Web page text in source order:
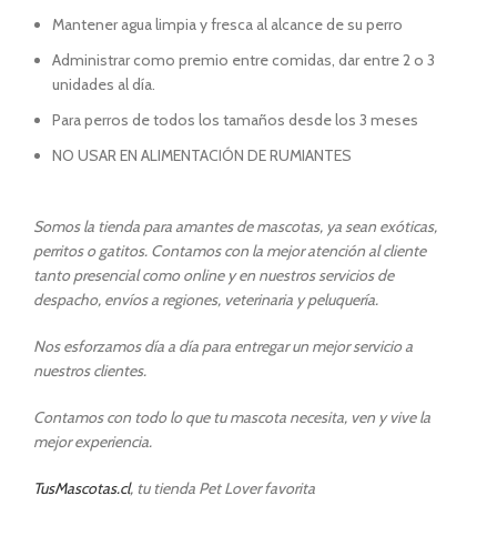
Mantener agua limpia y fresca al alcance de su perro
Administrar como premio entre comidas, dar entre 2 o 3
unidades al día.
Para perros de todos los tamaños desde los 3 meses
NO USAR EN ALIMENTACIÓN DE RUMIANTES
Somos la tienda para amantes de mascotas, ya sean exóticas,
perritos o gatitos. Contamos con la mejor atención al cliente
tanto presencial como online y en nuestros servicios de
despacho, envíos a regiones, veterinaria y peluquería.
Nos esforzamos día a día para entregar un mejor servicio a
nuestros clientes.
Contamos con todo lo que tu mascota necesita, ven y vive la
mejor experiencia.
TusMascotas.cl, tu tienda Pet Lover favorita